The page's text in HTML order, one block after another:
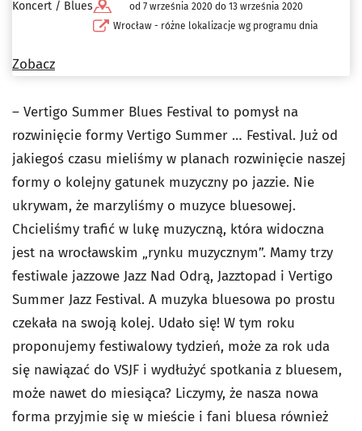
Koncert / Blues
od 7 września 2020 do 13 września 2020
Wrocław - różne lokalizacje wg programu dnia
Zobacz
– Vertigo Summer Blues Festival to pomysł na
rozwinięcie formy Vertigo Summer … Festival. Już od
jakiegoś czasu mieliśmy w planach rozwinięcie naszej
formy o kolejny gatunek muzyczny po jazzie. Nie
ukrywam, że marzyliśmy o muzyce bluesowej.
Chcieliśmy trafić w lukę muzyczną, która widoczna
jest na wrocławskim „rynku muzycznym”. Mamy trzy
festiwale jazzowe Jazz Nad Odrą, Jazztopad i Vertigo
Summer Jazz Festival. A muzyka bluesowa po prostu
czekała na swoją kolej. Udało się! W tym roku
proponujemy festiwalowy tydzień, może za rok uda
się nawiązać do VSJF i wydłużyć spotkania z bluesem,
może nawet do miesiąca? Liczymy, że nasza nowa
forma przyjmie się w mieście i fani bluesa również